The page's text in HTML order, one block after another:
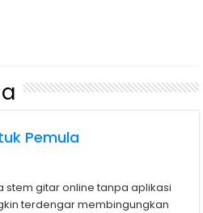
Pemula
stem gitar online tanpa aplikasi
terdengar membingungkan